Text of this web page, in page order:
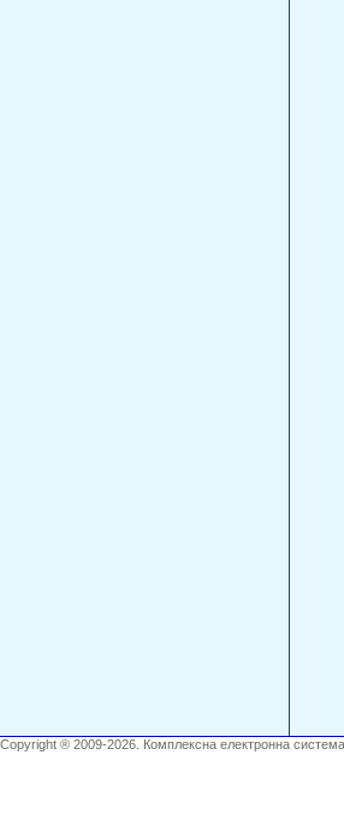
Copyright ® 2009-2026. Комплексна електронна система